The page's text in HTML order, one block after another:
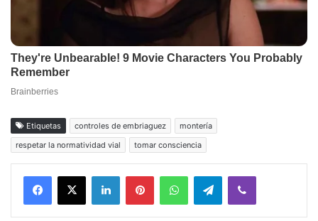
Etiquetas controles de embriaguez
montería
respetar la normatividad vial
tomar consciencia
Facebook
X LinkedInPinterestWhatsAppTelegramViber